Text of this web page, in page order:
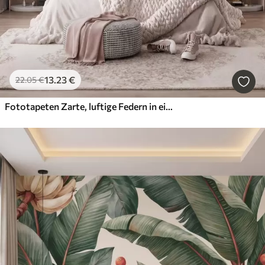
22.05€13.23€
Fototapeten Zarte, luftige Federn in einem pfirsichrosa Schimmer